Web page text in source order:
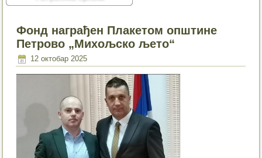
Фонд награђен Плакетом општине
Петрово „Михољско љето“
12 октобар 2025